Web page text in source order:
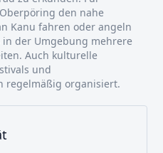
den nahe
Kanu fahren oder angeln
der Umgebung mehrere
Auch kulturelle
und
regelmäßig organisiert.